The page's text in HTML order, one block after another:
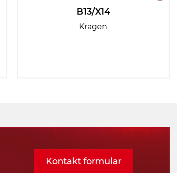
B13/X14
Kragen
Kontakt formular